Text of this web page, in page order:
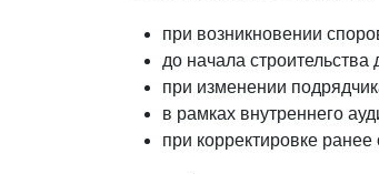
при возникновении
до начала
при изменении
в рамках внутреннего
при корректировке